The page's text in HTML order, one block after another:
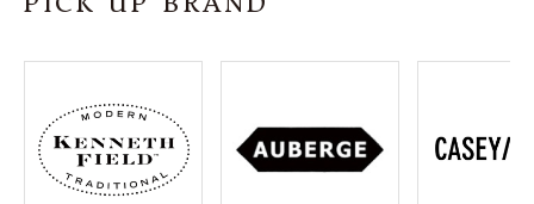
ご利用ガイド
プライバシーポリシー
特定商取引法について
お問い合わせ